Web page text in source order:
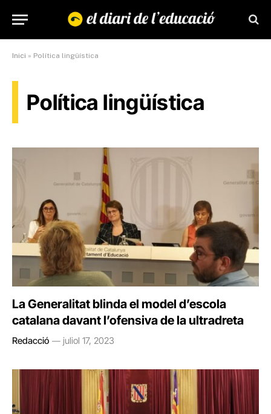
Inici » Política lingüística
Política lingüística
La Generalitat blinda el model d’escola
catalana davant l’ofensiva de la ultradreta
Redacció juliol 17, 2023